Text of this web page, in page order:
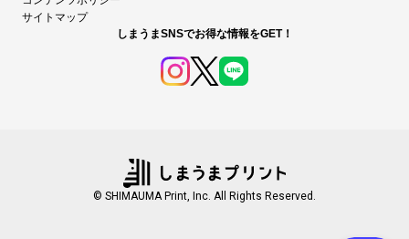
サイトマップ
しまうまSNSでお得な情報をGET！
© SHIMAUMA Print, Inc. All Rights Reserved.